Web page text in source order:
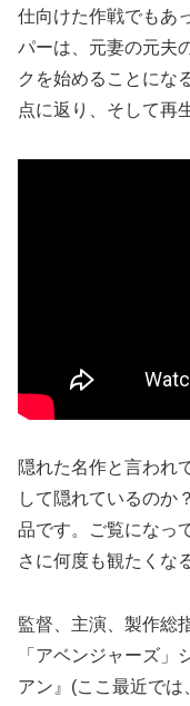
仕向けた作戦でもあ
パーは、元妻の元夫
クを始めることにな
点に返り、そして再
隠れた名作と言われ
して隠れているのか
品です。ご覧になっ
さに何度も観たくな
監督、主演、製作総
「アベンジャーズ」
アン』(ここ最近では